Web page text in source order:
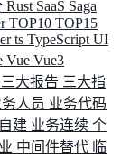
Rust SaaS Saga
TOP10 TOP15
ts TypeScript UI
Vue Vue3
三大报告 三大指
人员 业务代码
建 业务连续 个
中间件替代 临